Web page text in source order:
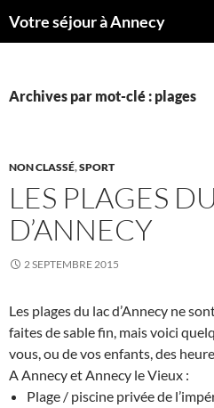
Votre séjour à Annecy
Archives par mot-clé : plages
NON CLASSÉ,SPORT
LES PLAGES
D’ANNECY
2 SEPTEMBRE 2015
Les plages du lac d’Annecy ne
faites de sable fin, mais voici
vous, ou de vos enfants, des
A Annecy et Annecy le Vieux :
Plage / piscine privée de